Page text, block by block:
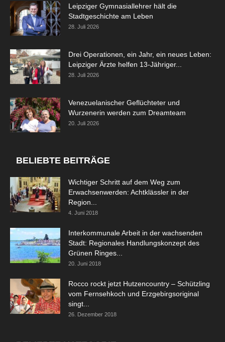
Leipziger Gymnasiallehrer hält die
Stadtgeschichte am Leben
28. Juli 2026
Drei Operationen, ein Jahr, ein neues Leben:
Leipziger Ärzte helfen 13-Jähriger...
28. Juli 2026
Venezuelanischer Geflüchteter und
Wurzenerin werden zum Dreamteam
20. Juli 2026
BELIEBTE BEITRÄGE
Wichtiger Schritt auf dem Weg zum
Erwachsenwerden: Achtklässler in der
Region...
4. Juni 2018
Interkommunale Arbeit in der wachsenden
Stadt: Regionales Handlungskonzept des
Grünen Ringes...
20. Juni 2018
Rocco rockt jetzt Hutzencountry – Schützling
vom Fernsehkoch und Erzgebirgsoriginal
singt...
26. Dezember 2018